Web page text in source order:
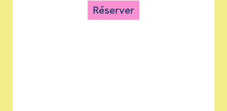
Réserver